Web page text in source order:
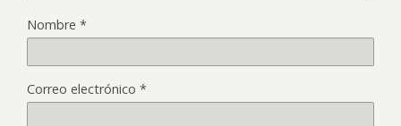
Nombre *
Correo electrónico *